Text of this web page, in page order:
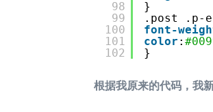
98
99
100
101
102
}
.post .p-
font-
color :
}
根据我原来的代码，我